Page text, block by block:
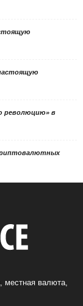
революцию» в
местная валюта,